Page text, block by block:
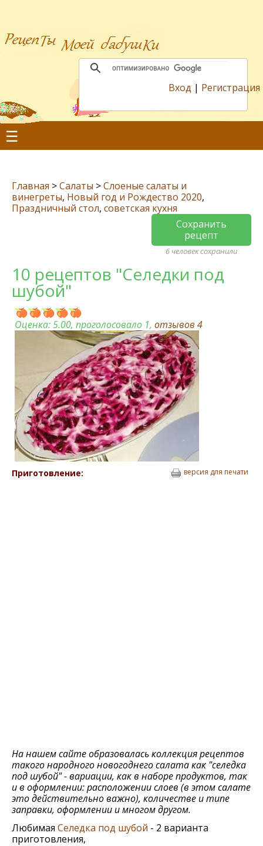
Вход | Регистрация
☰
Главная >Салаты >Слоеные салаты и
винегреты, Новый год и Рождество 2020,
Праздничный стол, советская кухня
Сохранить
рецепт
6 человек сохранили
10 рецептов "Селедки под
шубой"
Оценка:5.00, проголосовало 1, отзывов 4
Приготовление: версия для печати
На нашем сайте образовалась коллекция рецептов
такого народного новогоднего салата как "селедка
под шубой" - вариации, как в наборе продуктов, так
и в оформлении: расположении слоев (в этом салате
это действительно важно), количестве и типе
заправки, оформлении и многом другом.
Любимая Сeлeдка под шубой - 2 варианта
приготовления,